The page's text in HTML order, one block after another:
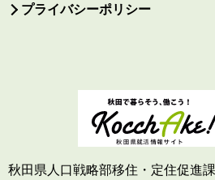
プライバシーポリシー
秋田県人口戦略部移住・定住促進課